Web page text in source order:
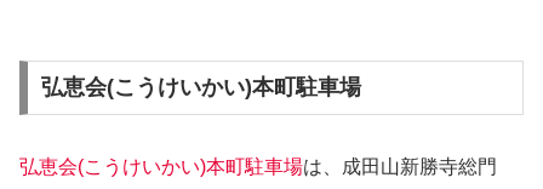
弘恵会(こうけいかい)本町駐車場
弘恵会(こうけいかい)本町駐車場は、成田山新勝寺総門